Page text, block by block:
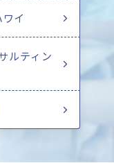
イ
ルティン